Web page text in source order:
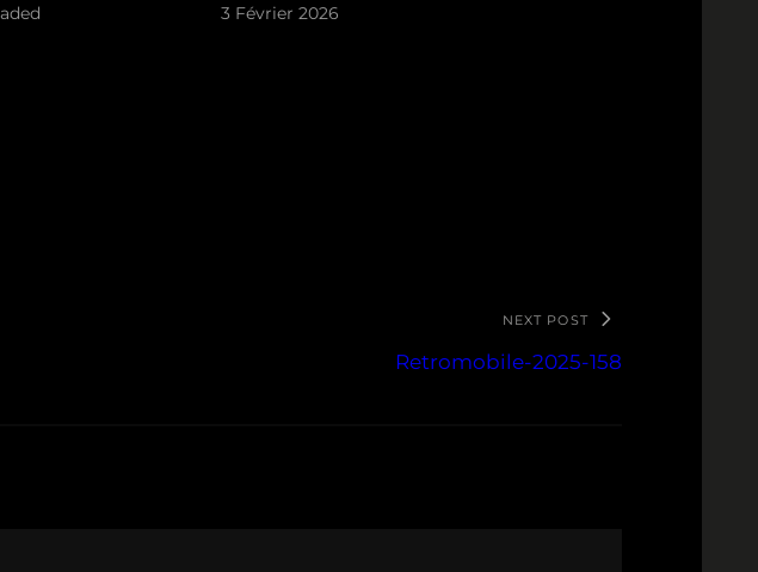
3 Février 2026
NEXT POST
Retromobile-2025-158